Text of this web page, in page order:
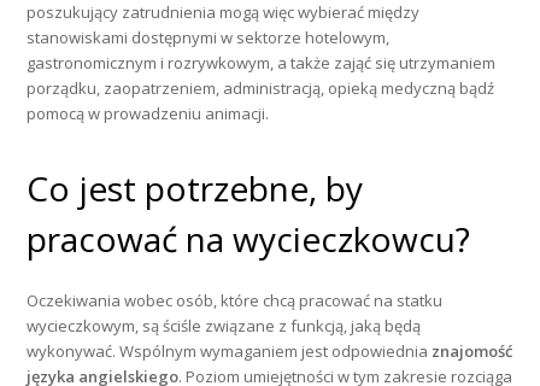
poszukujący zatrudnienia mogą więc wybierać między
stanowiskami dostępnymi w sektorze hotelowym,
gastronomicznym i rozrywkowym, a także zająć się utrzymaniem
porządku, zaopatrzeniem, administracją, opieką medyczną bądź
pomocą w prowadzeniu animacji.
Co jest potrzebne, by
pracować na wycieczkowcu?
Oczekiwania wobec osób, które chcą pracować na statku
wycieczkowym, są ściśle związane z funkcją, jaką będą
wykonywać. Wspólnym wymaganiem jest odpowiednia znajomość
języka angielskiego. Poziom umiejętności w tym zakresie rozciąga